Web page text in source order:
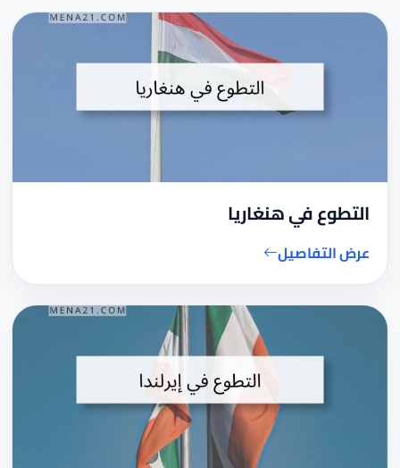
التطوع في هنغاريا
عرض التفاصيل